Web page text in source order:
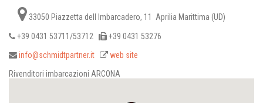
33050 Piazzetta dell Imbarcadero, 11 Aprilia Marittima (UD)
+39 0431 53711/53712
+39 0431 53276
info@schmidtpartner.it
web site
Rivenditori imbarcazioni ARCONA